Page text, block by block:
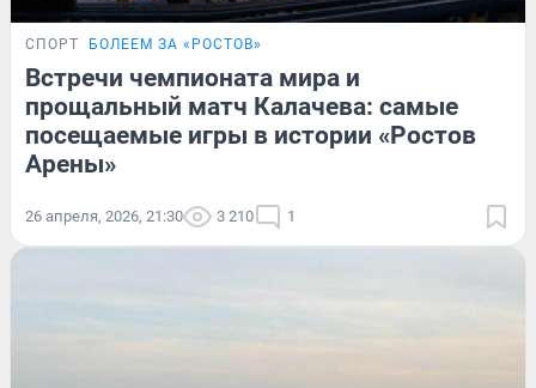
СПОРТ БОЛЕЕМ ЗА «РОСТОВ»
Встречи чемпионата мира и
прощальный матч Калачева: самые
посещаемые игры в истории «Ростов
Арены»
26 апреля, 2026, 21:30 3 210 1